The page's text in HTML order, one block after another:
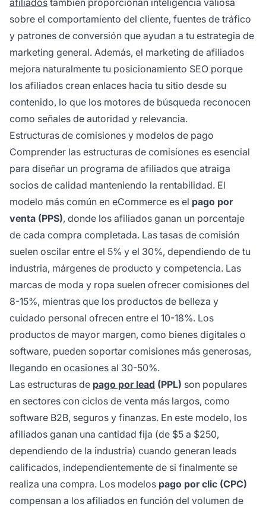
sobre el comportamiento del cliente, fuentes de tráfico
y patrones de conversión que ayudan a tu estrategia de
marketing general. Además, el marketing de afiliados
mejora naturalmente tu posicionamiento SEO porque
los afiliados crean enlaces hacia tu sitio desde su
contenido, lo que los motores de búsqueda reconocen
como señales de autoridad y relevancia.
Estructuras de comisiones y modelos de pago
Comprender las estructuras de comisiones es esencial
para diseñar un programa de afiliados que atraiga
socios de calidad manteniendo la rentabilidad. El
modelo más común en eCommerce es el pago por
venta (PPS), donde los afiliados ganan un porcentaje
de cada compra completada. Las tasas de comisión
suelen oscilar entre el 5% y el 30%, dependiendo de tu
industria, márgenes de producto y competencia. Las
marcas de moda y ropa suelen ofrecer comisiones del
8-15%, mientras que los productos de belleza y
cuidado personal ofrecen entre el 10-18%. Los
productos de mayor margen, como bienes digitales o
software, pueden soportar comisiones más generosas,
llegando en ocasiones al 30-50%.
Las estructuras de pago por lead (PPL) son populares
en sectores con ciclos de venta más largos, como
software B2B, seguros y finanzas. En este modelo, los
afiliados ganan una cantidad fija (de $5 a $250,
dependiendo de la industria) cuando generan leads
calificados, independientemente de si finalmente se
realiza una compra. Los modelos pago por clic (CPC)
compensan a los afiliados en función del volumen de